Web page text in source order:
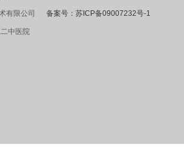
术有限公司 备案号：苏ICP备09007232号-1
中医院